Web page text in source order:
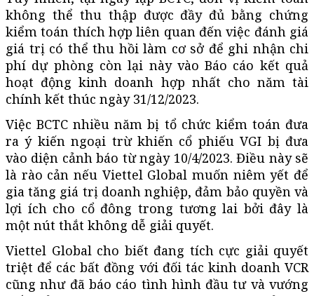
không thể thu thập được đầy đủ bằng chứng
kiểm toán thích hợp liên quan đến việc đánh giá
giá trị có thể thu hồi làm cơ sở để ghi nhận chi
phí dự phòng còn lại này vào Báo cáo kết quả
hoạt động kinh doanh hợp nhất cho năm tài
chính kết thúc ngày 31/12/2023.
Việc BCTC nhiều năm bị tổ chức kiểm toán đưa
ra ý kiến ngoại trừ khiến cổ phiếu VGI bị đưa
vào diện cảnh báo từ ngày 10/4/2023. Điều này sẽ
là rào cản nếu Viettel Global muốn niêm yết để
gia tăng giá trị doanh nghiệp, đảm bảo quyền và
lợi ích cho cổ đông trong tương lai bởi đây là
một nút thắt không dễ giải quyết.
Viettel Global cho biết đang tích cực giải quyết
triệt để các bất đồng với đối tác kinh doanh VCR
cũng như đã báo cáo tình hình đầu tư và vướng